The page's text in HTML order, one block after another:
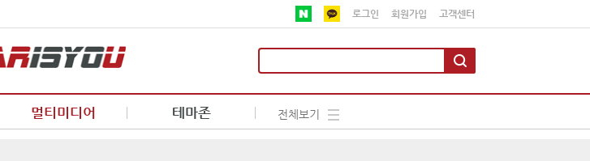
로그인 회원가입 고객센터
멀티미디어 테마존 전체보기